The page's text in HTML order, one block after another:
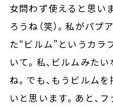
女問わず使えると思い
ろうね（笑）。私がパ
た“ビルム”というカラ
いて。私、ビルムみた
ね。でも、もうビルム
いと思います。あと、